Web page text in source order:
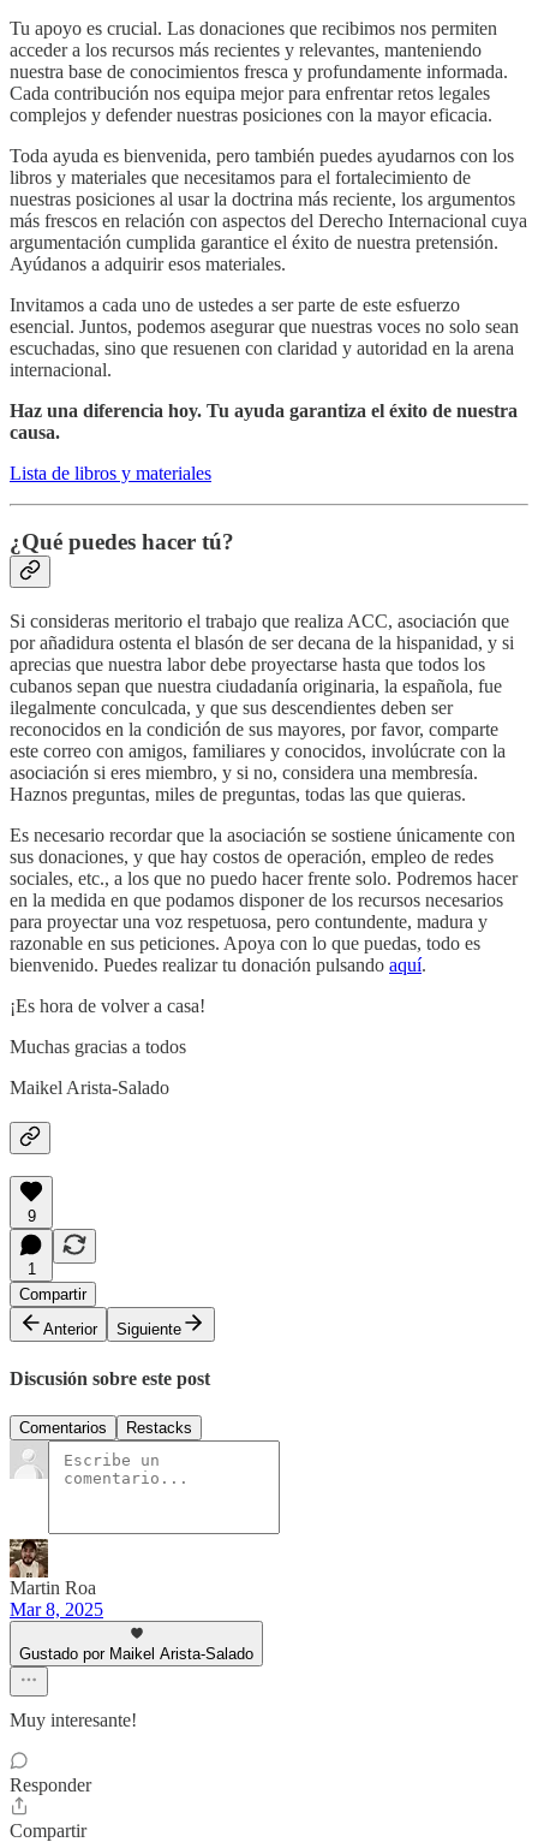
Tu apoyo es crucial. Las donaciones que recibimos nos permiten
acceder a los recursos más recientes y relevantes, manteniendo
nuestra base de conocimientos fresca y profundamente informada.
Cada contribución nos equipa mejor para enfrentar retos legales
complejos y defender nuestras posiciones con la mayor eficacia.
Toda ayuda es bienvenida, pero también puedes ayudarnos con los
libros y materiales que necesitamos para el fortalecimiento de
nuestras posiciones al usar la doctrina más reciente, los argumentos
más frescos en relación con aspectos del Derecho Internacional cuya
argumentación cumplida garantice el éxito de nuestra pretensión.
Ayúdanos a adquirir esos materiales.
Invitamos a cada uno de ustedes a ser parte de este esfuerzo
esencial. Juntos, podemos asegurar que nuestras voces no solo sean
escuchadas, sino que resuenen con claridad y autoridad en la arena
internacional.
Haz una diferencia hoy. Tu ayuda garantiza el éxito de nuestra
causa.
Lista de libros y materiales
¿Qué puedes hacer tú?
Si consideras meritorio el trabajo que realiza ACC, asociación que
por añadidura ostenta el blasón de ser decana de la hispanidad, y si
aprecias que nuestra labor debe proyectarse hasta que todos los
cubanos sepan que nuestra ciudadanía originaria, la española, fue
ilegalmente conculcada, y que sus descendientes deben ser
reconocidos en la condición de sus mayores, por favor, comparte
este correo con amigos, familiares y conocidos, involúcrate con la
asociación si eres miembro, y si no, considera una membresía.
Haznos preguntas, miles de preguntas, todas las que quieras.
Es necesario recordar que la asociación se sostiene únicamente con
sus donaciones, y que hay costos de operación, empleo de redes
sociales, etc., a los que no puedo hacer frente solo. Podremos hacer
en la medida en que podamos disponer de los recursos necesarios
para proyectar una voz respetuosa, pero contundente, madura y
razonable en sus peticiones. Apoya con lo que puedas, todo es
bienvenido. Puedes realizar tu donación pulsando aquí.
¡Es hora de volver a casa!
Muchas gracias a todos
Maikel Arista-Salado
9
1
Compartir
Anterior
Siguiente
Discusión sobre este post
Comentarios Restacks
Martin Roa
Mar 8, 2025
Gustado por Maikel Arista-Salado
Muy interesante!
Responder
Compartir